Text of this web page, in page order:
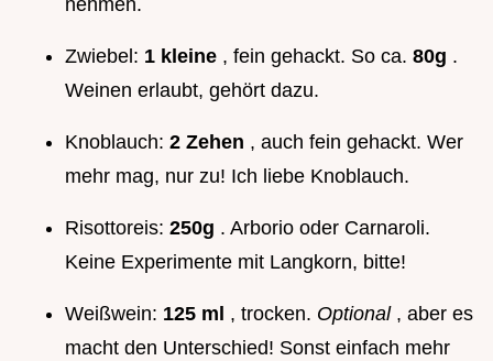
nehmen.
Zwiebel: 1 kleine , fein gehackt. So ca. 80g .
Weinen erlaubt, gehört dazu.
Knoblauch: 2 Zehen , auch fein gehackt. Wer
mehr mag, nur zu! Ich liebe Knoblauch.
Risottoreis: 250g . Arborio oder Carnaroli.
Keine Experimente mit Langkorn, bitte!
Weißwein: 125 ml , trocken. Optional , aber es
macht den Unterschied! Sonst einfach mehr